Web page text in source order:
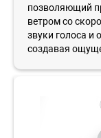
позволяющий
ветром со
звуки голоса
создавая